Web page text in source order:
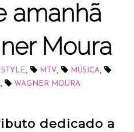
amanhã
Moura
MTV MÚSICA
WAGNER MOURA
dedicado a